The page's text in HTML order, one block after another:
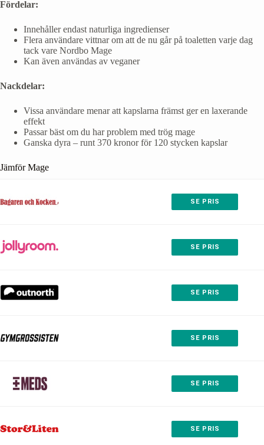
Fördelar:
Innehåller endast naturliga ingredienser
Flera användare vittnar om att de nu går på toaletten varje dag
tack vare Nordbo Mage
Kan även användas av veganer
Nackdelar:
Vissa användare menar att kapslarna främst ger en laxerande
effekt
Passar bäst om du har problem med trög mage
Ganska dyra – runt 370 kronor för 120 stycken kapslar
Jämför Mage
SE PRIS
SE PRIS
SE PRIS
SE PRIS
SE PRIS
SE PRIS